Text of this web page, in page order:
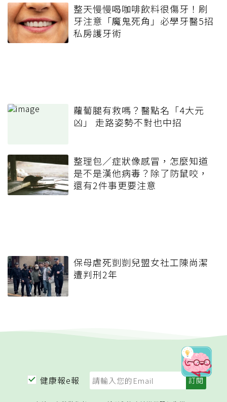
整天慢慢喝咖啡飲料很傷牙！刷
牙注意「魔鬼死角」必學牙醫5招
私房護牙術
蘿蔔腿有救嗎？醫點名「4大元
凶」 走路姿勢不對也中招
整理包／症狀像感冒，怎麼知道
是不是漢他病毒？除了防鼠咬，
還有2件事更要注意
保母虐死剴剴兒盟女社工陳尚潔
遭判刑2年
健康報e報